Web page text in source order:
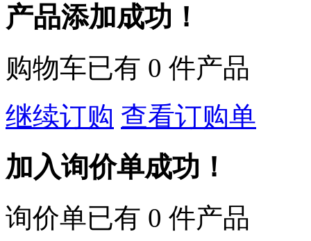
产品添加成功！
购物车已有 0 件产品
继续订购 查看订购单
加入询价单成功！
询价单已有 0 件产品